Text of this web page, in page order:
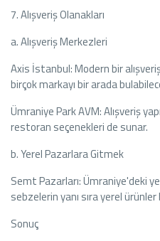
7. Alışveriş Olanakları
a. Alışveriş Merkezleri
Axis İstanbul: Modern bir
birçok markayı bir arada
Ümraniye Park AVM: Alışveriş
restoran seçenekleri de sunar.
b. Yerel Pazarlara Gitmek
Semt Pazarları: Ümraniye'deki
sebzelerin yanı sıra yerel
Sonuç